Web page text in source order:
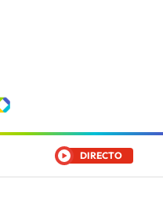
DIRECTO